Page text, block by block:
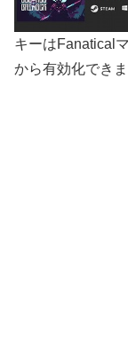
キーはFanatical
から有効化できま